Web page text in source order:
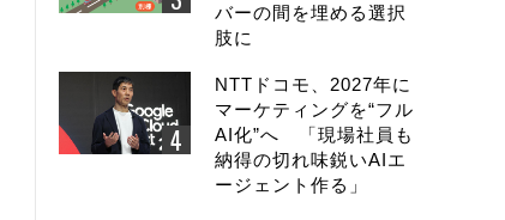
バーの間を埋める選択
肢に
NTTドコモ、2027年に
マーケティングを“フル
AI化”へ 「現場社員も
納得の切れ味鋭いAIエ
ージェント作る」